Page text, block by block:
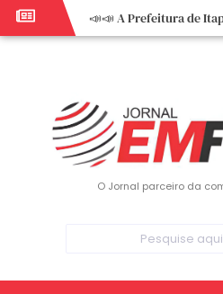
O Jornal parceiro da